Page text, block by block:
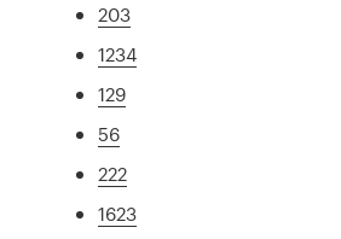
203
1234
129
56
222
1623